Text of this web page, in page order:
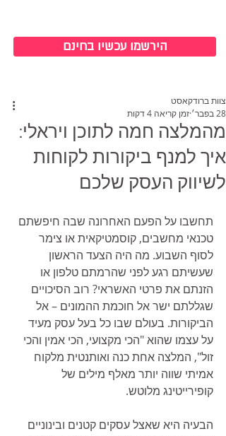
הירשמו עכשיו בחינם
מהמלצה חמה לתוכן ויראלי:
איך למנף ביקורות לקוחות
לשיווק העסק שלכם
צוות ברודקאסט
28 בפבר׳
זמן קריאה 4 דקות
תחשבו על הפעם האחרונה שבה חיפשתם
טכנאי מחשבים, קוסמטיקאית או צימר
לסוף השבוע. מה היה הצעד הראשון
שעשיתם רגע לפני שהרמתם טלפון או
הזנתם את פרטי האשראי? רוב הסיכויים
שגללתם ישר אל חוכמת ההמונים – אל
הביקורות. בעולם שבו כל בעל עסק מעיד
על עצמו שהוא "הכי מקצועי, הכי אמין והכי
זול", המלצה אחת כנה ואותנטית מלקוח
אמיתי שווה יותר מאלף מילים של
קופירייטינג מלוטש.
הבעיה היא שאצל עסקים קטנים ובינוניים